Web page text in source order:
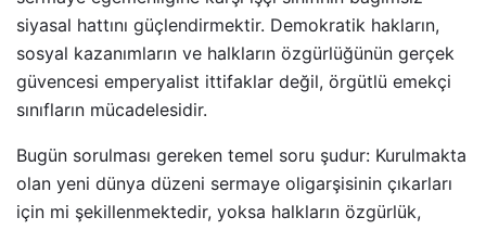
siyasal hattını güçlendirmektir. Demokratik hakların,
sosyal kazanımların ve halkların özgürlüğünün gerçek
güvencesi emperyalist ittifaklar değil, örgütlü emekçi
sınıfların mücadelesidir.
Bugün sorulması gereken temel soru şudur: Kurulmakta
olan yeni dünya düzeni sermaye oligarşisinin çıkarları
için mi şekillenmektedir, yoksa halkların özgürlük,